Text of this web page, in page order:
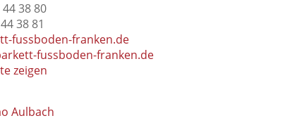
38 80
38 81
fussboden-franken.de
fussboden-franken.de
zeigen
Aulbach